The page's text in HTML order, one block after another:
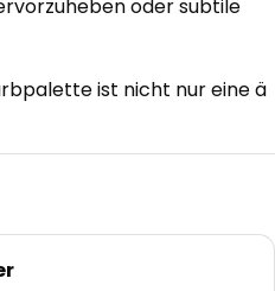
oder subtile
ist nicht nur eine ä